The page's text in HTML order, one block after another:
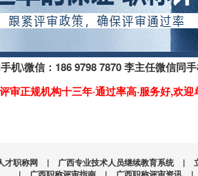
手机\微信：186 9798 7870 李主任微信同
正规机构十三年·通过率高·服务好,欢
才职称网 | 广西专业技术人员继续教育系统 |